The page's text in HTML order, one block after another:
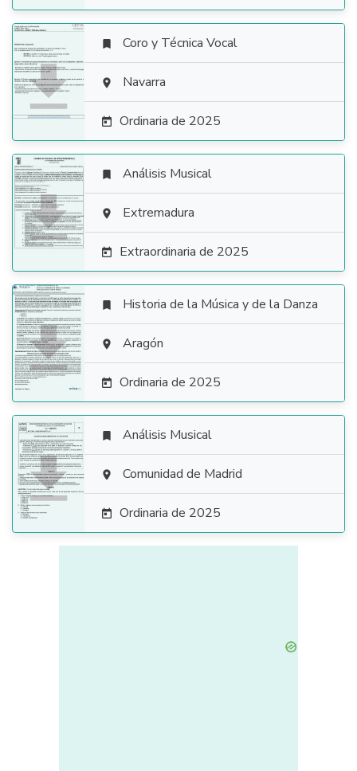

 Coro y Técnica Vocal
 Navarra
 Ordinaria de 2025

 Análisis Musical
 Extremadura
 Extraordinaria de 2025

 Historia de la Música y de la Danza
 Aragón
 Ordinaria de 2025

 Análisis Musical
 Comunidad de Madrid
 Ordinaria de 2025